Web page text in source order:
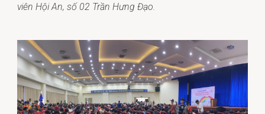
viên Hội An, số 02 Trần Hưng Đạo.